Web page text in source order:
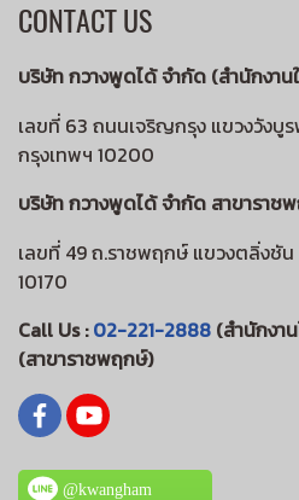
CONTACT US
บริษัท กวางพูดได้ จำกัด (สำนักงา
เลขที่ 63 ถนนเจริญกรุง แขวงวังบู
กรุงเทพฯ 10200
บริษัท กวางพูดได้ จำกัด สาขาราช
เลขที่ 49 ถ.ราชพฤกษ์ แขวงตลิ่งชั
10170
Call Us :02-221-2888 (สำนักงา
(สาขาราชพฤกษ์)
@kwangham